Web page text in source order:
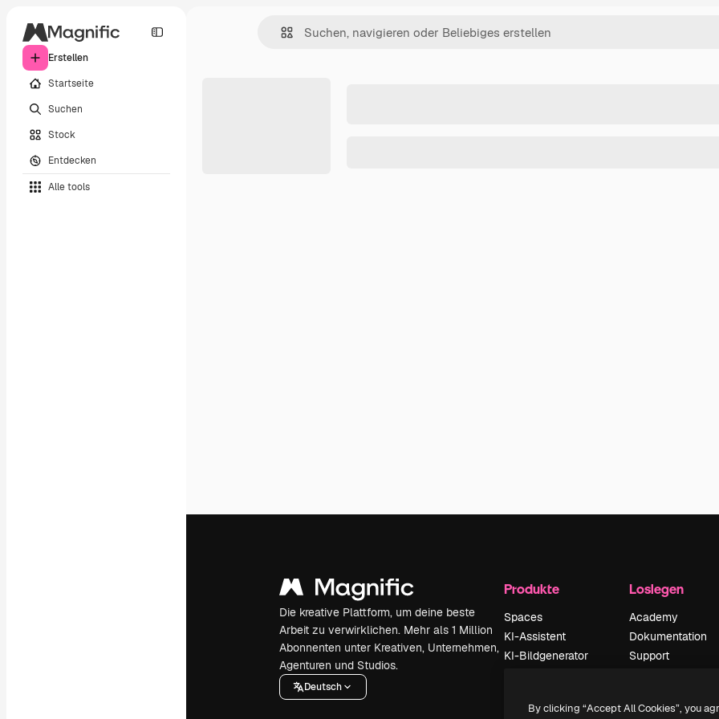
Erstellen
Startseite
Suchen
Stock
Entdecken
Alle tools
Die kreative Plattform, um deine beste
Arbeit zu verwirklichen. Mehr als 1 Million
Abonnenten unter Kreativen, Unternehmen,
Agenturen und Studios.
Deutsch
Produkte
Spaces
KI-Assistent
KI-Bildgenerator
Stimmengenerator
Loslegen
Academy
Dokumentation
Support
Originale Neu
By clicking “Accept All Cookies”, you